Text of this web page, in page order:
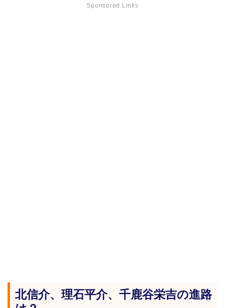
Sponsored Links
北信介、理石平介、千鹿谷栄吉の進路